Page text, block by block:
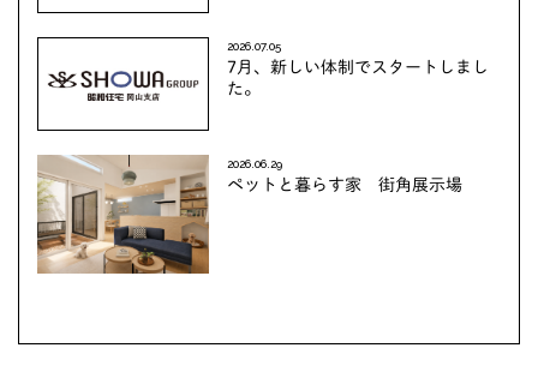
2026.07.05
7月、新しい体制でスタートしまし
た。
2026.06.29
ペットと暮らす家 街角展示場